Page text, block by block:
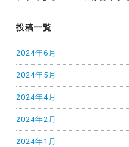
投稿一覧
2024年6月
2024年5月
2024年4月
2024年2月
2024年1月